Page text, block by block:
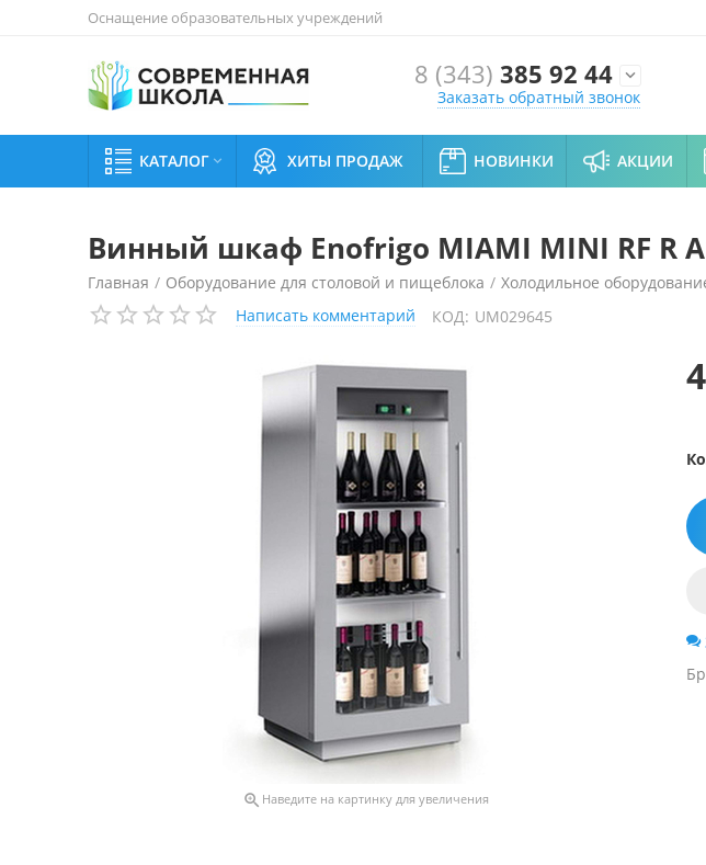
Оснащение образовательных учреждений
8 (343) 385 92 44 
Заказать обратный звонок
КАТАЛОГ  ХИТЫ ПРОДАЖ НОВИНКИ АКЦИИ
Винный шкаф Enofrigo MIAMI MINI RF R
Главная / Оборудование для столовой и пищеблока / Холодильное
Винный шкаф Enofrigo MIAMI MINI RF R A1MIAMIMINISH/421 черный
Написать комментарий КОД: UM029645
 Наведите на картинку для увеличения